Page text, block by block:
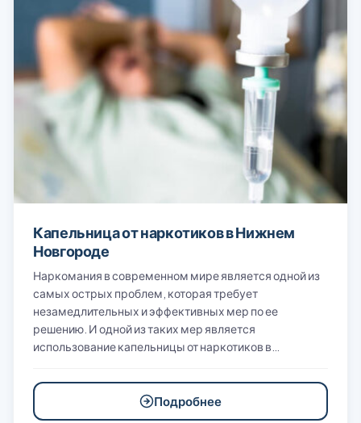
Капельница от наркотиков в Нижнем
Новгороде
Наркомания в современном мире является одной из
самых острых проблем, которая требует
незамедлительных и эффективных мер по ее
решению. И одной из таких мер является
использование капельницы от наркотиков в…
Подробнее